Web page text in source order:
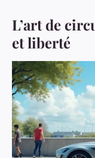
L’art de
et liberté